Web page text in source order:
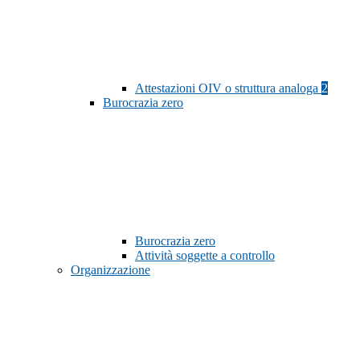
Attestazioni OIV o struttura analoga 2
Burocrazia zero
Burocrazia zero
Attività soggette a controllo
Organizzazione